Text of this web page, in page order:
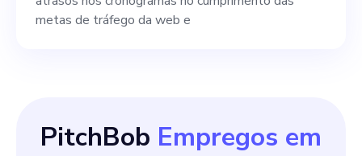
por se manter atualizado
com as tendências
as fortes habilidades de
metas de tráfego da web e
PitchBob Empregos em